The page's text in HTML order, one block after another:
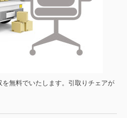
無料でいたします。引取りチェアが